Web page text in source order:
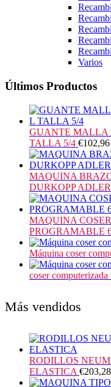
Varios
Últimos Productos
GUANTE MALLA
TALLA 5/4 €102,96
MAQUINA
DURKOPP ADLER
MAQUINA
PROGRAMABLE
Máquina coser
coser
Más vendidos
RODILLOS
ELASTICA €203,28